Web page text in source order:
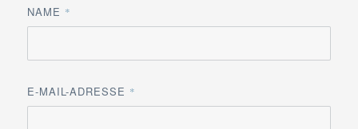
NAME *
E-MAIL-ADRESSE *